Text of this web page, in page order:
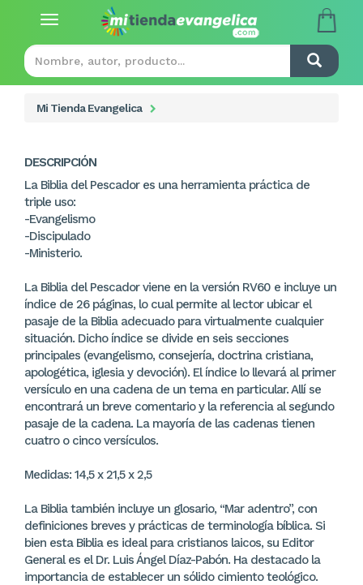
Toggle
Mi Tienda Evangelica
DESCRIPCIÓN
La Biblia del Pescador es una herramienta práctica de
triple uso:
-Evangelismo
-Discipulado
-Ministerio.
La Biblia del Pescador viene en la versión RV60 e incluye un
índice de 26 páginas, lo cual permite al lector ubicar el
pasaje de la Biblia adecuado para virtualmente cualquier
situación. Dicho índice se divide en seis secciones
principales (evangelismo, consejería, doctrina cristiana,
apologética, iglesia y devoción). El índice lo llevará al primer
versículo en una cadena de un tema en particular. Allí se
encontrará un breve comentario y la referencia al segundo
pasaje de la cadena. La mayoría de las cadenas tienen
cuatro o cinco versículos.
Medidas: 14,5 x 21,5 x 2,5
La Biblia también incluye un glosario, “Mar adentro”, con
definiciones breves y prácticas de terminología bíblica. Si
bien esta Biblia es ideal para cristianos laicos, su Editor
General es el Dr. Luis Ángel Díaz-Pabón. Ha destacado la
importancia de establecer un sólido cimiento teológico.